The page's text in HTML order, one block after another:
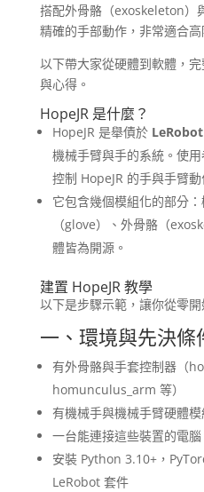
搭配外骨骼（exoskeleton）
精確的手部動作，非常適合高
以下帶大家從硬體到軟體，
與心得。
HopeJR 是什麼？
HopeJR 是舉債於 LeRobot
機械手臂與手的系統。使
控制 HopeJR 的手與手臂動
它包含幾個模組化的部分
（glove）、外骨骼（
體皆為開源。
建置 HopeJR 教學
以下是步驟示範，讓你從零開
一、環境與先決條
有外骨骼與手套控制器（
homunculus_arm 等）
有機械手與機械手臂硬體模
一台能連接這些裝置的電
安裝 Python 3.10+，
LeRobot 套件